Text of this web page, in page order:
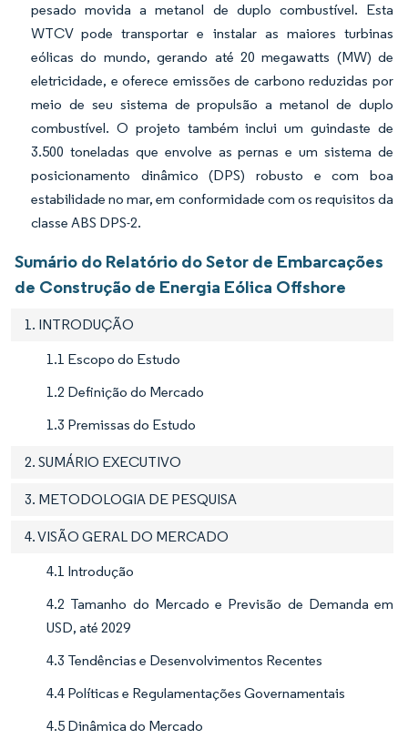
pesado movida a metanol de duplo combustível. Esta
WTCV pode transportar e instalar as maiores turbinas
eólicas do mundo, gerando até 20 megawatts (MW) de
eletricidade, e oferece emissões de carbono reduzidas por
meio de seu sistema de propulsão a metanol de duplo
combustível. O projeto também inclui um guindaste de
3.500 toneladas que envolve as pernas e um sistema de
posicionamento dinâmico (DPS) robusto e com boa
estabilidade no mar, em conformidade com os requisitos da
classe ABS DPS-2.
Sumário do Relatório do Setor de Embarcações
de Construção de Energia Eólica Offshore
1. INTRODUÇÃO
1.1 Escopo do Estudo
1.2 Definição do Mercado
1.3 Premissas do Estudo
2. SUMÁRIO EXECUTIVO
3. METODOLOGIA DE PESQUISA
4. VISÃO GERAL DO MERCADO
4.1 Introdução
4.2 Tamanho do Mercado e Previsão de Demanda em
USD, até 2029
4.3 Tendências e Desenvolvimentos Recentes
4.4 Políticas e Regulamentações Governamentais
4.5 Dinâmica do Mercado